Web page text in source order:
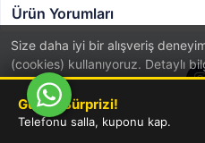
Size daha iyi bir alışveriş
(cookies) kullanıyoruz. Detaylı
korunmasıhakkında
Ürün Yorumları
PlatinMarket®E-Ticaret
Günün Sürprizi!
Telefonu salla, kuponu kap.